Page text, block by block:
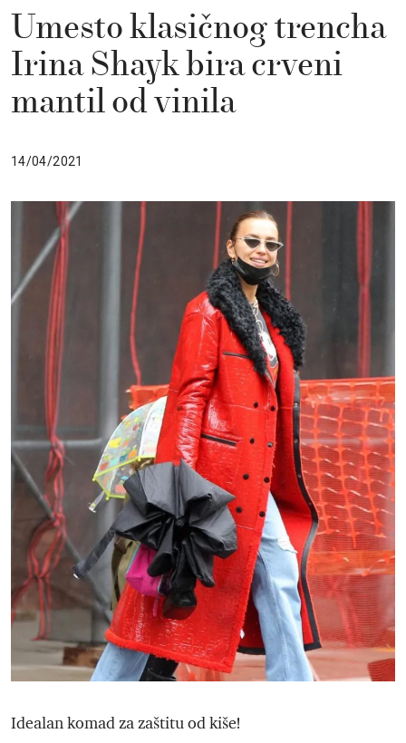
Umesto klasičnog trencha
Irina Shayk bira crveni
mantil od vinila
14/04/2021
Idealan komad za zaštitu od kiše!